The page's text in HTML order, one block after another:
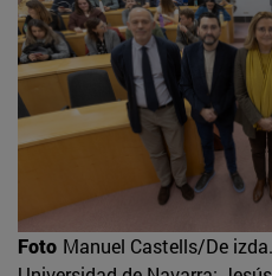
Foto Manuel Castells/De